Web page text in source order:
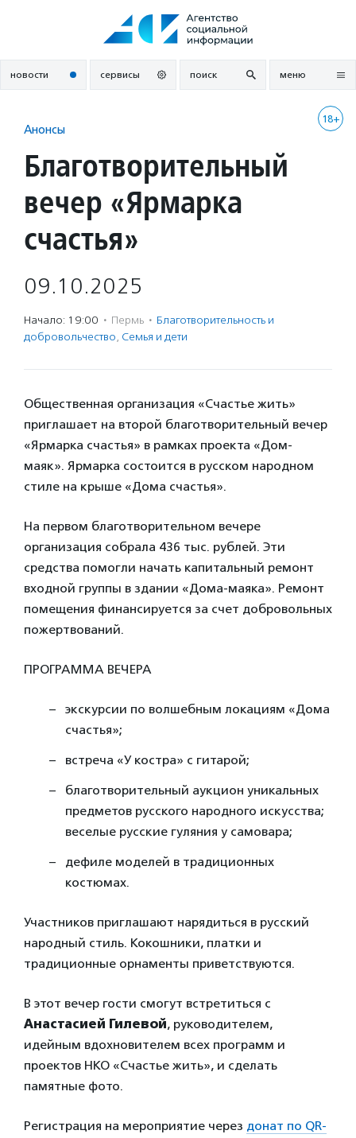
новости сервисы поиск меню
18+
Анонсы
Благотворительный
вечер «Ярмарка
счастья»
09.10.2025
Начало: 19:00 · Пермь · Благотвори­тель­ность и
доброволь­чест­во, Семья и дети
Общественная организация «Счастье жить»
приглашает на второй благотворительный вечер
«Ярмарка счастья» в рамках проекта «Дом-
маяк». Ярмарка состоится в русском народном
стиле на крыше «Дома счастья».
На первом благотворительном вечере
организация собрала 436 тыс. рублей. Эти
средства помогли начать капитальный ремонт
входной группы в здании «Дома-маяка». Ремонт
помещения финансируется за счет добровольных
пожертвований.
ПРОГРАММА ВЕЧЕРА
экскурсии по волшебным локациям «Дома
счастья»;
встреча «У костра» с гитарой;
благотворительный аукцион уникальных
предметов русского народного искусства;
веселые русские гуляния у самовара;
дефиле моделей в традиционных
костюмах.
Участников приглашают нарядиться в русский
народный стиль. Кокошники, платки и
традиционные орнаменты приветствуются.
В этот вечер гости смогут встретиться с
Анастасией Гилевой, руководителем,
идейным вдохновителем всех программ и
проектов НКО «Счастье жить», и сделать
памятные фото.
Регистрация на мероприятие через донат по QR-